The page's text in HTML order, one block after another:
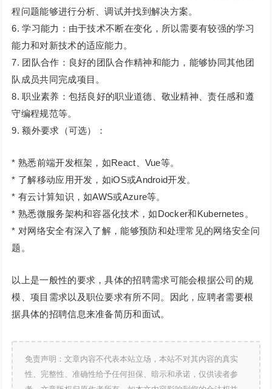
程问题能够进行分析、调试并找到解决方案。
6. 学习能力：由于技术不断在变化，所以需要有较强的学习
能力和对新技术的适应能力。
7. 团队合作：良好的团队合作精神和能力，能够协同其他团
队成员共同完成项目。
8. 职业素养：包括良好的职业道德、敬业精神、责任感和遵
守编程规范等。
9. 额外要求（可选）：
* 熟悉前端开发框架，如React、Vue等。
* 了解移动应用开发，如iOS或Android开发。
* 有云计算知识，如AWS或Azure等。
* 熟悉微服务架构和容器化技术，如Docker和Kubernetes。
* 对网络安全有深入了解，能够预防和处理常见的网络安全问
题。
以上是一般性的要求，具体的招聘需求可能会根据公司的规
模、项目需求以及职位要求有所不同。因此，应聘者需要根
据具体的招聘信息来准备简历和面试。
免责声明：文章内容不代表本站立场，本站不对其内容的真实
性、完整性、准确性给予任何担保、暗示和承诺，仅供读者参